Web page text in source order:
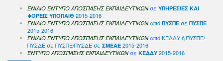
ΕΝΙΑΙΟ ΕΝΤΥΠΟ ΑΠΟΣΠΑΣΗΣ ΕΚΠΑΙΔΕΥΤΙΚΩΝσε ΥΠΗΡΕΣΙΕΣ ΚΑΙ
ΦΟΡΕΙΣ ΥΠΟΠΑΙΘ 2015-2016
ΕΝΙΑΙΟ ΕΝΤΥΠΟ ΑΠΟΣΠΑΣΗΣ ΕΚΠΑΙΔΕΥΤΙΚΩΝαπό ΠΥΣΠΕ σε ΠΥΣΠΕ
2015-2016
ΕΝΙΑΙΟ ΕΝΤΥΠΟ ΑΠΟΣΠΑΣΗΣ ΕΚΠΑΙΔΕΥΤΙΚΩΝαπόΚΕΔΔΥ ή ΠΥΣΠΕ/
ΠΥΣΔΕ σε ΠΥΣΠΕ/ΠΥΣΔΕ σε ΣΜΕΑΕ 2015-2016
ΕΝΤΥΠΟ ΑΠΟΣΠΑΣΗΣ ΕΚΠΑΙΔΕΥΤΙΚΩΝσε ΚΕΔΔΥ 2015-2016